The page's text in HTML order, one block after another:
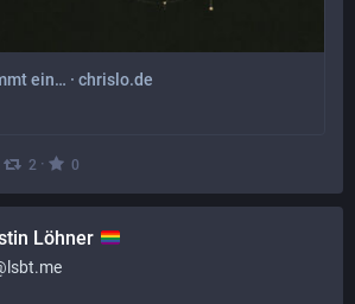
ein… · chrislo.de
2 · 0
Löhner